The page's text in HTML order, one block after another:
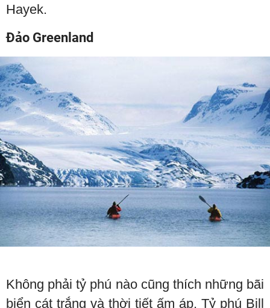
Hayek.
Đảo Greenland
Không phải tỷ phú nào cũng thích những bãi
biển cát trắng và thời tiết ấm áp. Tỷ phú Bill